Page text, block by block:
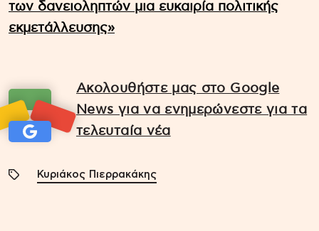
των δανειοληπτών μια ευκαιρία πολιτικής
εκμετάλλευσης»
Ακολουθήστε μας στο Google
News για να ενημερώνεστε για τα
τελευταία νέα
Κυριάκος Πιερρακάκης